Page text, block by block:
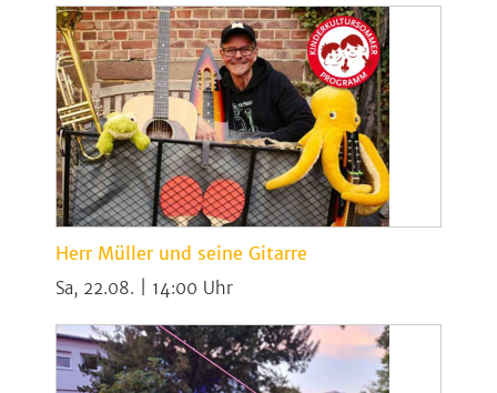
Herr Müller und seine Gitarre
Sa, 22.08. | 14:00